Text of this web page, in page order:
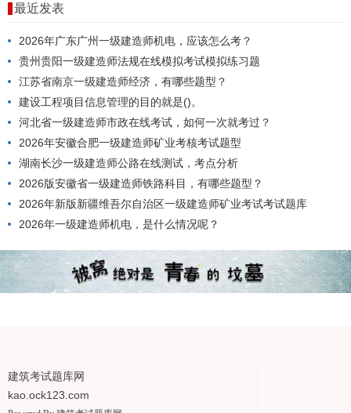
最近发表
2026年广东广州一级建造师机电，应该怎么考？
贵州贵阳一级建造师法规在线模拟考试模拟练习题
江苏省南京一级建造师经济，有哪些题型？
建设工程项目信息管理的目的就是()。
河北省一级建造师市政在线考试，如何一次就考过？
2026年安徽合肥一级建造师矿业考核考试题型
湖南长沙一级建造师公路在线测试，考点分析
2026版安徽省一级建造师铁路科目，有哪些题型？
2026年新版新疆维吾尔自治区一级建造师矿业考试考试题库
2026年一级建造师机电，是什么情况呢？
建筑考试题库网
kao.ock123.com